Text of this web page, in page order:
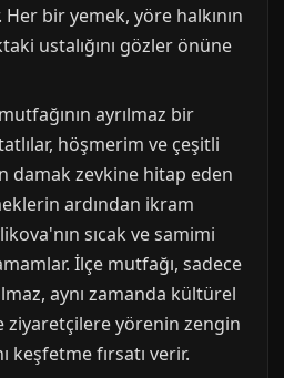
bir yemek, yöre halkının
ustalığını gözler önüne
ayrılmaz bir
höşmerim ve çeşitli
damak zevkine hitap eden
ardından ikram
sıcak ve samimi
İlçe mutfağı, sadece
aynı zamanda kültürel
ziyaretçilere yörenin zengin
keşfetme fırsatı verir.